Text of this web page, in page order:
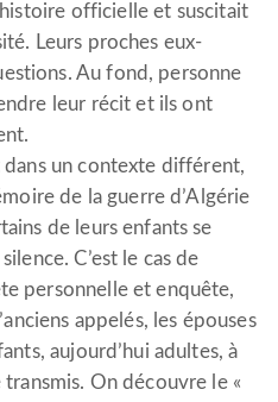
officielle et suscitait
Leurs proches eux-
Au fond, personne
leur récit et ils ont
un contexte différent,
de la guerre d’Algérie
de leurs enfants se
C’est le cas de
personnelle et enquête,
appelés, les épouses
aujourd’hui adultes, à
On découvre le «